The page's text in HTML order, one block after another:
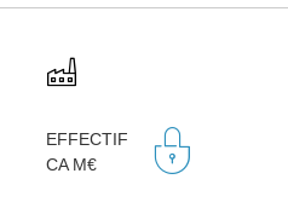
EFFECTIF
CA M€